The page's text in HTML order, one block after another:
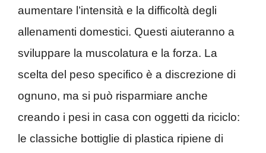
aumentare l’intensità e la difficoltà degli
allenamenti domestici. Questi aiuteranno a
sviluppare la muscolatura e la forza. La
scelta del peso specifico è a discrezione di
ognuno, ma si può risparmiare anche
creando i pesi in casa con oggetti da riciclo:
le classiche bottiglie di plastica ripiene di